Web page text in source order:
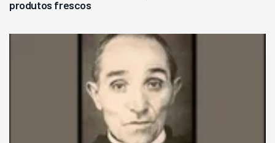
produtos frescos